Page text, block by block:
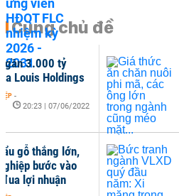
Cùng chủ đề
gần 3.000 tỷ
Louis Holdings
-
20:23 | 07/06/2022
gỗ thắng lớn,
bước vào
lợi nhuận